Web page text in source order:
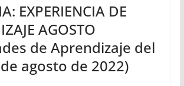
EXPERIENCIA DE
AGOSTO
de Aprendizaje del
agosto de 2022)